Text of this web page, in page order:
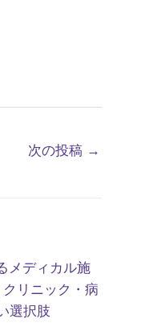
次の投稿 →